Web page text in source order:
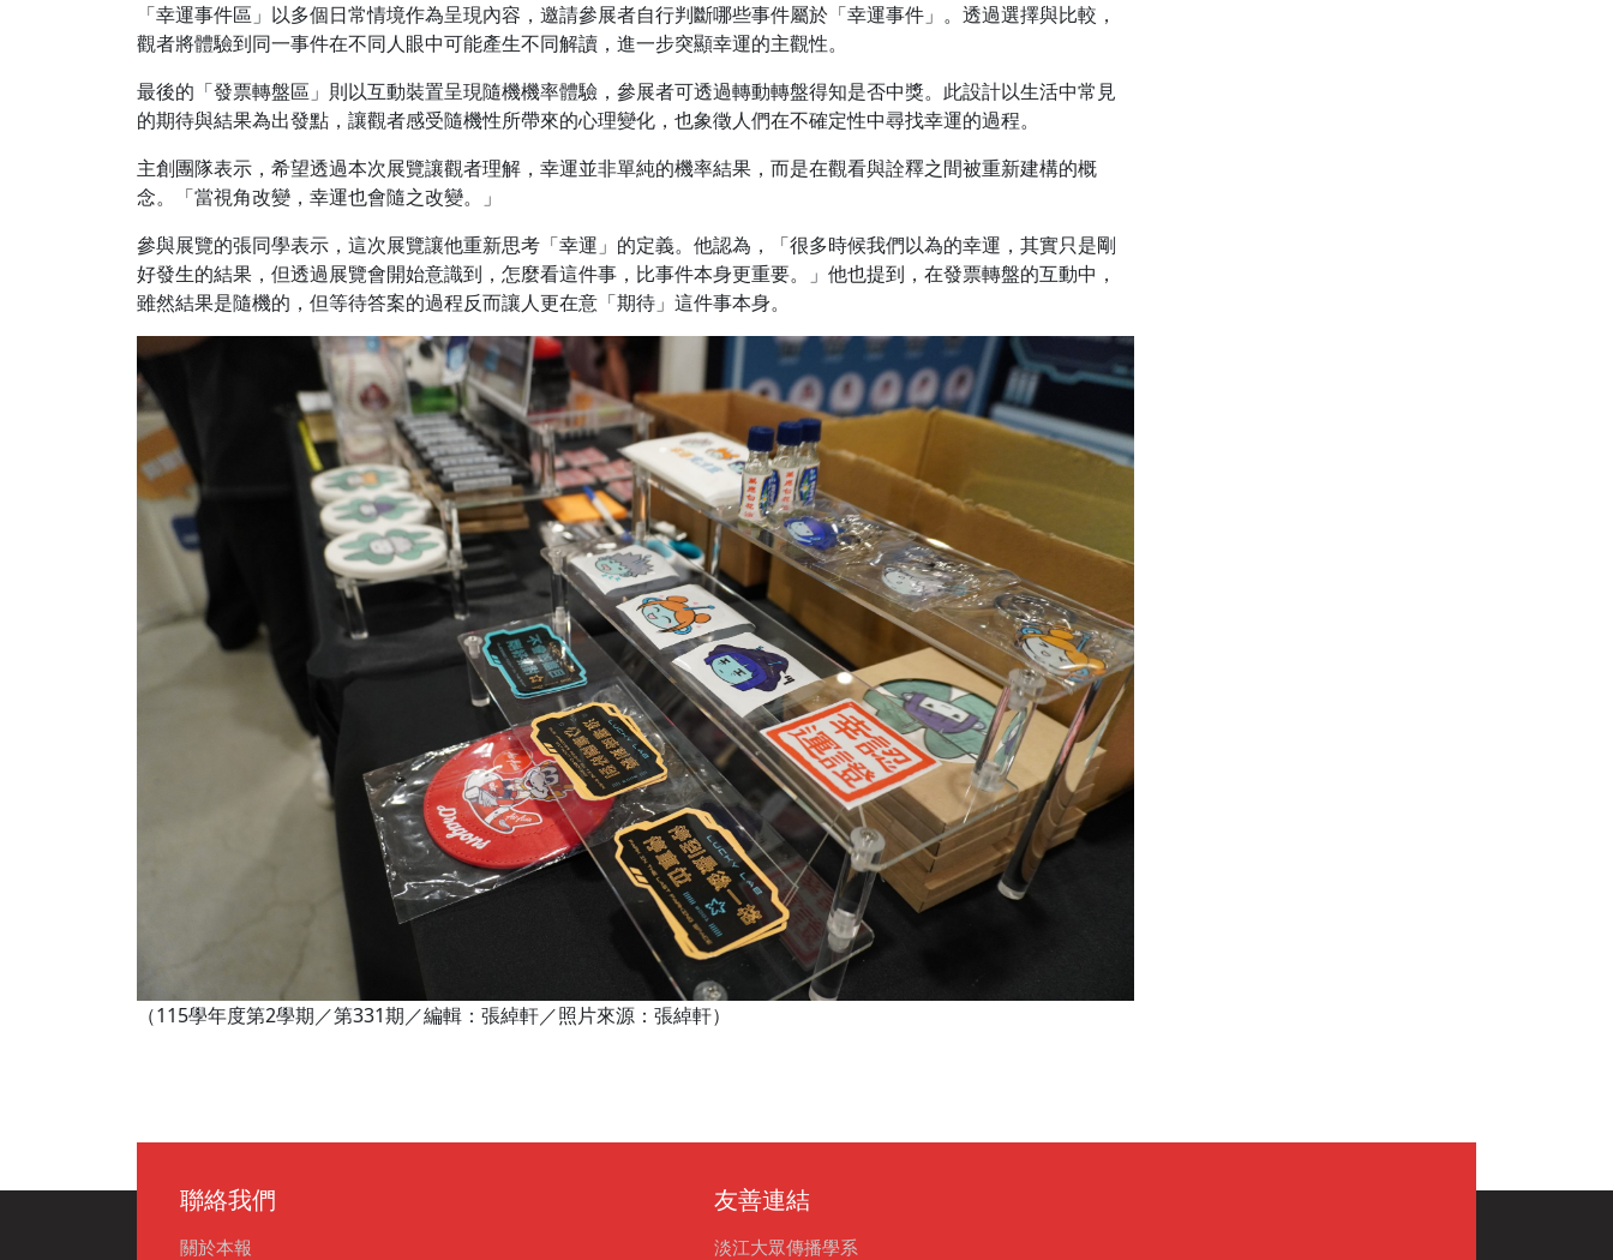
「幸運事件區」以多個日常情境作為呈現內容，邀請參展者自行判斷哪些事件屬於「幸運事件」。透過選擇與比較，
觀者將體驗到同一事件在不同人眼中可能產生不同解讀，進一步突顯幸運的主觀性。
最後的「發票轉盤區」則以互動裝置呈現隨機機率體驗，參展者可透過轉動轉盤得知是否中獎。此設計以生活中常見
的期待與結果為出發點，讓觀者感受隨機性所帶來的心理變化，也象徵人們在不確定性中尋找幸運的過程。
主創團隊表示，希望透過本次展覽讓觀者理解，幸運並非單純的機率結果，而是在觀看與詮釋之間被重新建構的概
念。「當視角改變，幸運也會隨之改變。」
參與展覽的張同學表示，這次展覽讓他重新思考「幸運」的定義。他認為，「很多時候我們以為的幸運，其實只是剛
好發生的結果，但透過展覽會開始意識到，怎麼看這件事，比事件本身更重要。」他也提到，在發票轉盤的互動中，
雖然結果是隨機的，但等待答案的過程反而讓人更在意「期待」這件事本身。
（115學年度第2學期／第331期／編輯：張綽軒／照片來源：張綽軒）
聯絡我們
關於本報
友善連結
淡江大眾傳播學系